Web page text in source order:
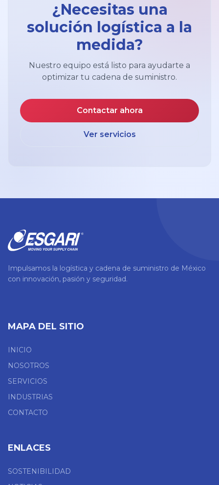
¿Necesitas una
solución logística a la
medida?
Nuestro equipo está listo para ayudarte a
optimizar tu cadena de suministro.
Contactar ahora
Ver servicios
Impulsamos la logística y cadena de suministro de México
con innovación, pasión y seguridad.
MAPA DEL SITIO
INICIO
NOSOTROS
SERVICIOS
INDUSTRIAS
CONTACTO
ENLACES
SOSTENIBILIDAD